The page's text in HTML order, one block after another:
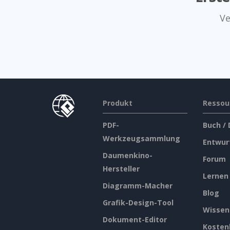
Produkt
PDF-
Werkzeugsammlung
Daumenkino-
Hersteller
Diagramm-Macher
Grafik-Design-Tool
Dokument-Editor
Buch /
Forum
Lernen
Blog
Wissen